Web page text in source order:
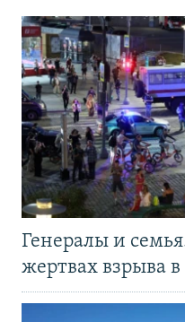
Генералы и
жертвах взрыва в